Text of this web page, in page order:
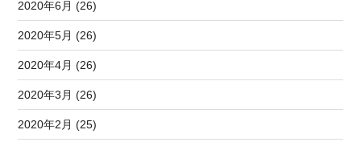
2020年6月 (26)
2020年5月 (26)
2020年4月 (26)
2020年3月 (26)
2020年2月 (25)